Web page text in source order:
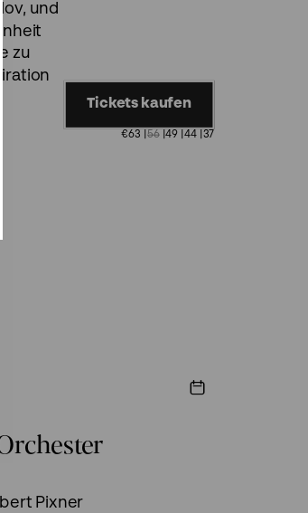
und
zu
Tickets kaufen
€63 56 |49 |44 37
Pixner